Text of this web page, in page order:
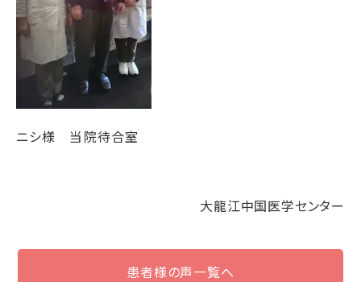
ニシ様 当院待合室
大龍江中国医学センター
患者様の声一覧へ